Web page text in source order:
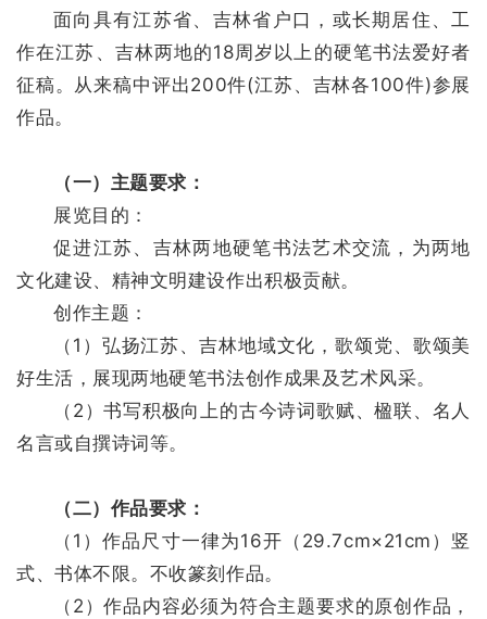
坛
书
法
面向具有江苏省、吉林省户口，或长期居住、工
作在江苏、吉林两地的18周岁以上的硬笔书法爱好者
征稿。从来稿中评出200件(江苏、吉林各100件)参展
作品。
（一）主题要求：
展览目的：
促进江苏、吉林两地硬笔书法艺术交流，为两地
文化建设、精神文明建设作出积极贡献。
创作主题：
（1）弘扬江苏、吉林地域文化，歌颂党、歌颂美
好生活，展现两地硬笔书法创作成果及艺术风采。
（2）书写积极向上的古今诗词歌赋、楹联、名人
名言或自撰诗词等。
（二）作品要求：
（1）作品尺寸一律为16开（29.7cm×21cm）竖
式、书体不限。不收篆刻作品。
（2）作品内容必须为符合主题要求的原创作品，